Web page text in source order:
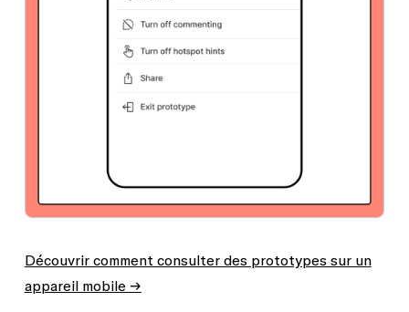
Découvrir comment consulter des prototypes sur un
appareil mobile →